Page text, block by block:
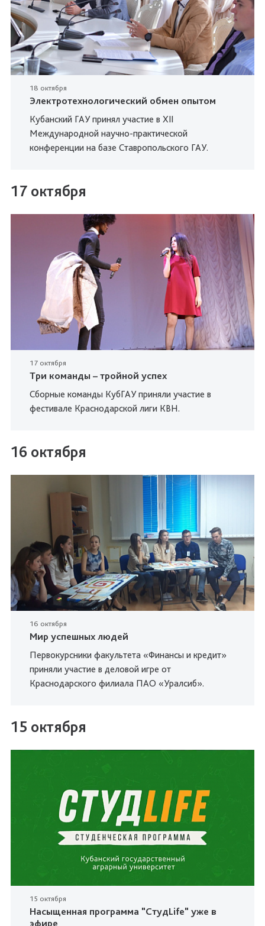
18 октября
Электротехнологический обмен опытом
Кубанский ГАУ принял участие в XII
Международной научно-практической
конференции на базе Ставропольского ГАУ.
17 октября
17 октября
Три команды – тройной успех
Сборные команды КубГАУ приняли участие в
фестивале Краснодарской лиги КВН.
16 октября
16 октября
Мир успешных людей
Первокурсники факультета «Финансы и кредит»
приняли участие в деловой игре от
Краснодарского филиала ПАО «Уралсиб».
15 октября
15 октября
Насыщенная программа "СтудLife" уже в
эфире